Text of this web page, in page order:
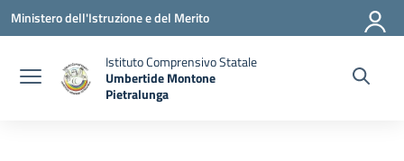
Vai ai contenuti
Vai al menu di navigazione
Vai al footer
Ministero dell'Istruzione e del Merito
Istituto Comprensivo Statale
Umbertide Montone
Pietralunga